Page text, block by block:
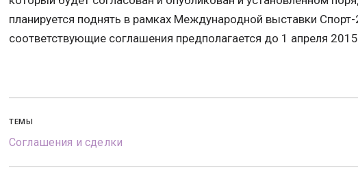
планируется поднять в рамках Международной выставки
соответствующие соглашения предполагается до 1 апреля
ТЕМЫ
Соглашения и сделки